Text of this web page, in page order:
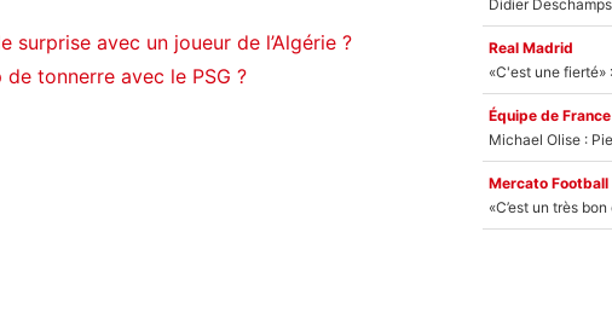
surprise avec un joueur de l’Algérie ?
tonnerre avec le PSG ?
Real Madrid
Équipe de France
Mercato Football